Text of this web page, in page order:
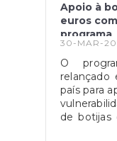
Apoio à
euros
programa
30-MAR-
O
relançado
país para
de botijas
Luís